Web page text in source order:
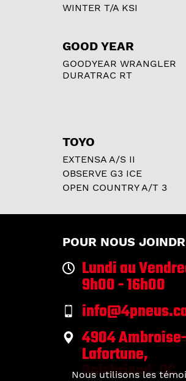
WINTER T/A KSI
GOOD YEAR
GOODYEAR WRANGLER
DURATRAC RT
TOYO
EXTENSA A/S II
OBSERVE G3 ICE
OPEN COUNTRY A/T 3
POUR NOUS
Lundi au
9h00 - 16h00
4904 Ambroise-
Lafortune,
Boisbriand, QC
Nous utilisons les